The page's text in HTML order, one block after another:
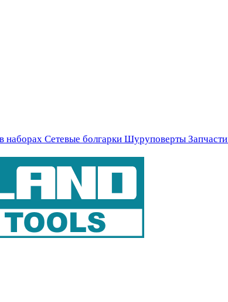
наборах Сетевые болгарки Шуруповерты Запчасти